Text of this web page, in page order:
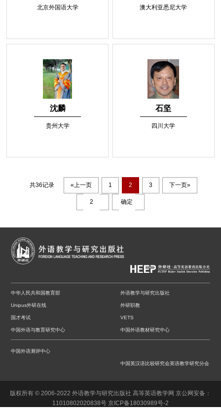
北京外国语大学 澳大利亚悉尼大学
沈麟
贵州大学
石坚
四川大学
共36记录 «上一页 1 2 3 下一页»
中华人民共和国教育部 外语教学与研究出版社
Unipus外研在线 外研职教
国才考试 VETS
中国外语与教育研究中心 中国外语教材研究中心
中国外语测评中心
中国英汉语比较研究会英语教学研究分会
版权所有 © 2006-2022 外语教学与研究出版社 高等英语教学网 京公网安备：
11010802020838号 京ICP备18030989号-2